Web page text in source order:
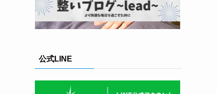
公式LINE